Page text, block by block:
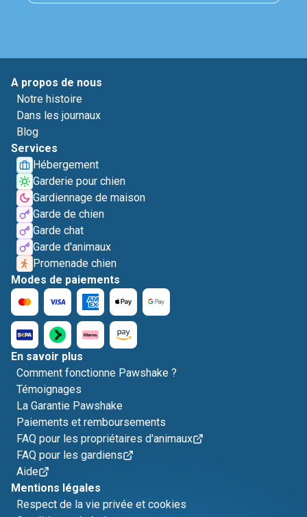
A propos de nous
Notre histoire
Dans les journaux
Blog
Services
Hébergement
Garderie pour chien
Gardiennage de maison
Garde de chien
Garde chat
Garde d'animaux
Promenade chien
Modes de paiements
En savoir plus
Comment fonctionne Pawshake ?
Témoignages
La Garantie Pawshake
Paiements et remboursements
FAQ pour les propriétaires d'animaux
FAQ pour les gardiens
Aide
Mentions légales
Respect de la vie privée et cookies